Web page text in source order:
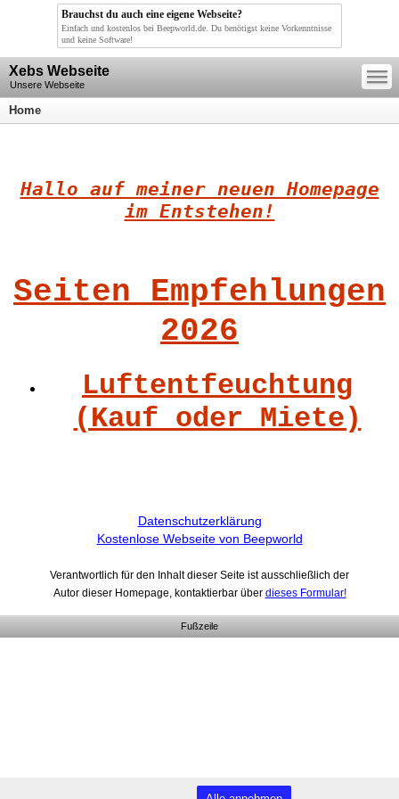
Brauchst du auch eine eigene Webseite?
Einfach und kostenlos bei Beepworld.de. Du benötigst keine Vorkenntnisse
und keine Software!
Xebs Webseite
Unsere Webseite
—
—
—
Home
Hallo auf meiner neuen Homepage
im Entstehen!
Seiten Empfehlungen
2026
Luftentfeuchtung
(Kauf oder Miete)
Datenschutzerklärung
Kostenlose Webseite von Beepworld
Verantwortlich für den Inhalt dieser Seite ist ausschließlich der
Autor dieser Homepage, kontaktierbar über dieses Formular!
Fußzeile